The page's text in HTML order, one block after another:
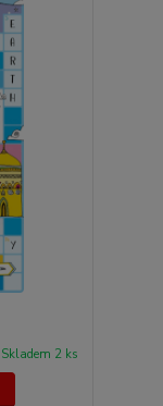
Skladem 2 ks